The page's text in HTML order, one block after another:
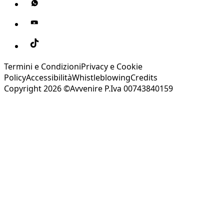
Termini e CondizioniPrivacy e Cookie
PolicyAccessibilitàWhistleblowingCredits
Copyright 2026 ©Avvenire P.Iva 00743840159